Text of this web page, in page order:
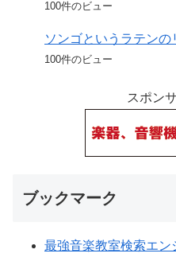
100件のビュー
ソンゴというラテンの
100件のビュー
スポン
ブックマーク
最強音楽教室検索エ